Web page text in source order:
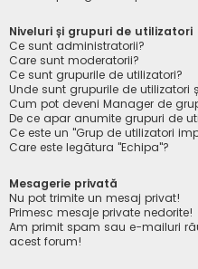
Niveluri și grupuri de utilizatori
Ce sunt administratorii?
Care sunt moderatorii?
Ce sunt grupurile de utilizatori?
Unde sunt grupurile de
Cum pot deveni Manager de
De ce apar anumite grupuri de
Ce este un "Grup de utilizatori
Care este legătura "Echipa"?
Mesagerie privată
Nu pot trimite un mesaj privat!
Primesc mesaje private nedorite!
Am primit spam sau e-mailuri
acest forum!